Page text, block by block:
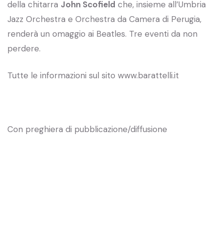
della chitarra John Scofield che, insieme all’Umbria
Jazz Orchestra e Orchestra da Camera di Perugia,
renderà un omaggio ai Beatles. Tre eventi da non
perdere.
Tutte le informazioni sul sito www.barattelli.it
Con preghiera di pubblicazione/diffusione